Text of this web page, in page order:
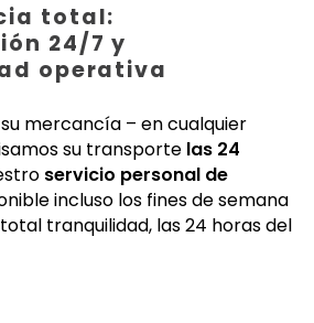
total:
24/7 y
operativa
mercancía – en cualquier
su transporte las 24
servicio personal de
incluso los fines de semana
tranquilidad, las 24 horas del